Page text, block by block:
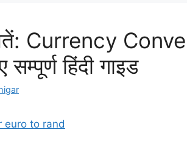
Currency
हिंदी गाइड